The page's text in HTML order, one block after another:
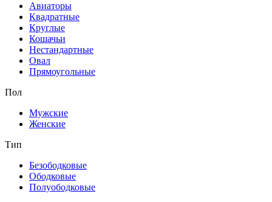
Авиаторы
Квадратные
Круглые
Кошачьи
Нестандартные
Овал
Прямоугольные
Пол
Мужские
Женские
Тип
Безободковые
Ободковые
Полуободковые